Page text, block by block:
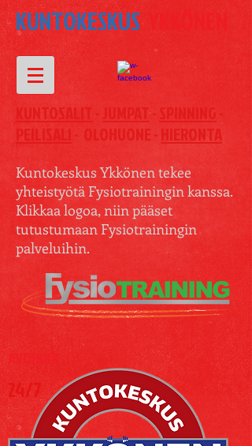
KUNTOKESKUS YKKÖNEN
KUNTOSALIT - JUMPAT- SPINNING
PEILISALI - OLOHUONE -HIERONTA
Kuntokeskus Ykkönen tekee
yhteistyötä Fysiotrainingin kanssa.
Klikkaa logoa, niin pääset
tutustumaan Fysiotrainingin
palveluihin.
AVOINNA
24/7